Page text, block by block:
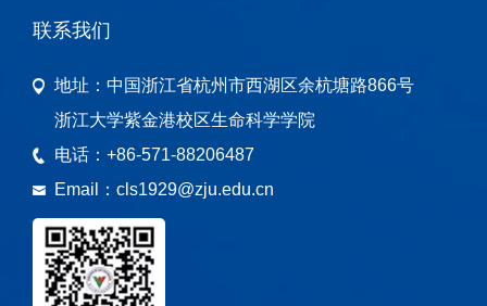
联系我们
地址： 中国浙江省杭州市西湖区余杭塘路866号
浙江大学紫金港校区生命科学学院
电话： +86-571-88206487
Email： cls1929@zju.edu.cn